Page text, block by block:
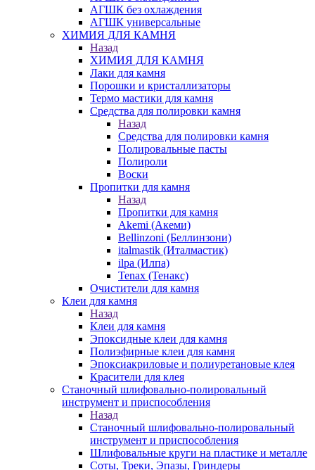
АГШК без охлаждения
АГШК универсальные
ХИМИЯ ДЛЯ КАМНЯ
Назад
ХИМИЯ ДЛЯ КАМНЯ
Лаки для камня
Порошки и кристаллизаторы
Термо мастики для камня
Средства для полировки камня
Назад
Средства для полировки камня
Полировальные пасты
Полироли
Воски
Пропитки для камня
Назад
Пропитки для камня
Akemi (Акеми)
Bellinzoni (Беллинзони)
italmastik (Италмастик)
ilpa (Илпа)
Tenax (Тенакс)
Очистители для камня
Клеи для камня
Назад
Клеи для камня
Эпоксидные клеи для камня
Полиэфирные клеи для камня
Эпоксиакриловые и полиуретановые клея
Красители для клея
Станочный шлифовально-полировальный
инструмент и приспособления
Назад
Станочный шлифовально-полировальный
инструмент и приспособления
Шлифовальные круги на пластике и металле
Соты, Треки, Эпазы, Гриндеры